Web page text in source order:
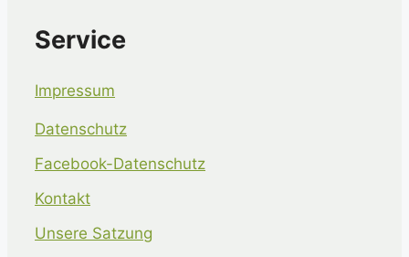
Service
Impressum
Datenschutz
Facebook-Datenschutz
Kontakt
Unsere Satzung